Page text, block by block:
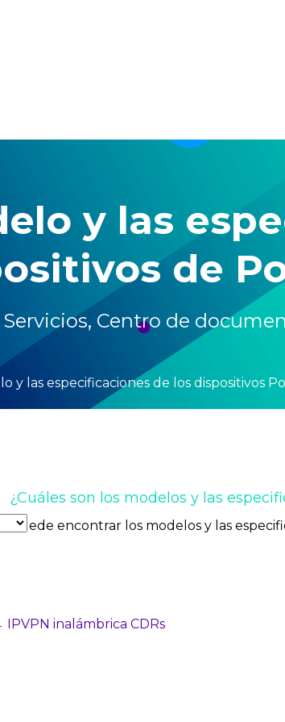
y las
de
Servicios, Centro de
y las especificaciones de los dispositivos
¿Cuáles son los modelos y las
Puede encontrar los modelos y las
IPVPN inalámbrica CDRs